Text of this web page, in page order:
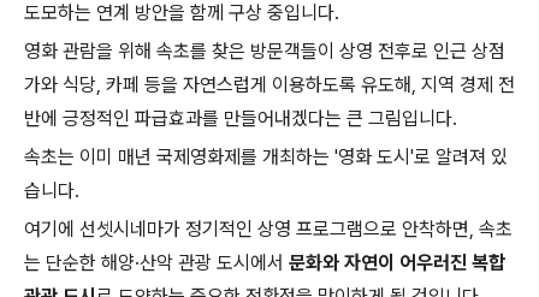
도모하는 연계 방안을 함께 구상 중입니다.
영화 관람을 위해 속초를 찾은 방문객들이 상영 전후로 인근 상점
가와 식당, 카페 등을 자연스럽게 이용하도록 유도해, 지역 경제 전
반에 긍정적인 파급효과를 만들어내겠다는 큰 그림입니다.
속초는 이미 매년 국제영화제를 개최하는 '영화 도시'로 알려져 있
습니다.
여기에 선셋시네마가 정기적인 상영 프로그램으로 안착하면, 속초
는 단순한 해양·산악 관광 도시에서 문화와 자연이 어우러진 복합